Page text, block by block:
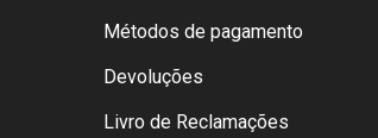
Métodos de pagamento
Devoluções
Livro de Reclamações